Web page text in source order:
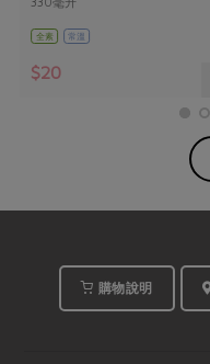
全素 常溫
$20
購物說明